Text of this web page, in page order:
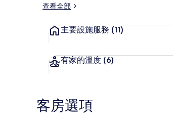
查看全部
主要設施服務 (11)
有家的溫度 (6)
客房選項